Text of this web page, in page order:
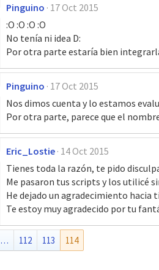
Pinguino 17 Oct 2015
:O :O :O :O
No tenía ni idea D:
Por otra parte estaría bien
Pinguino 17 Oct 2015
Nos dimos cuenta y lo estamos
Por otra parte, parece que el
Eric_Lostie 14 Oct 2015
Tienes toda la razón, te pido
Me pasaron tus scripts y los utilicé
He dejado un agradecimiento
Te estoy muy agradecido por tu
… 112 113 114